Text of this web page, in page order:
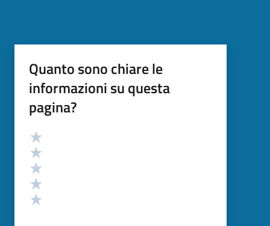
Quanto sono chiare le
informazioni su questa
pagina?
Valutazione